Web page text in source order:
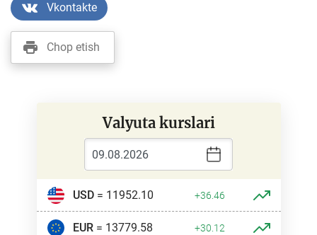
Vkontakte
Chop etish
Valyuta kurslari
USD= 11952.10 +36.46
EUR= 13779.58 +30.12